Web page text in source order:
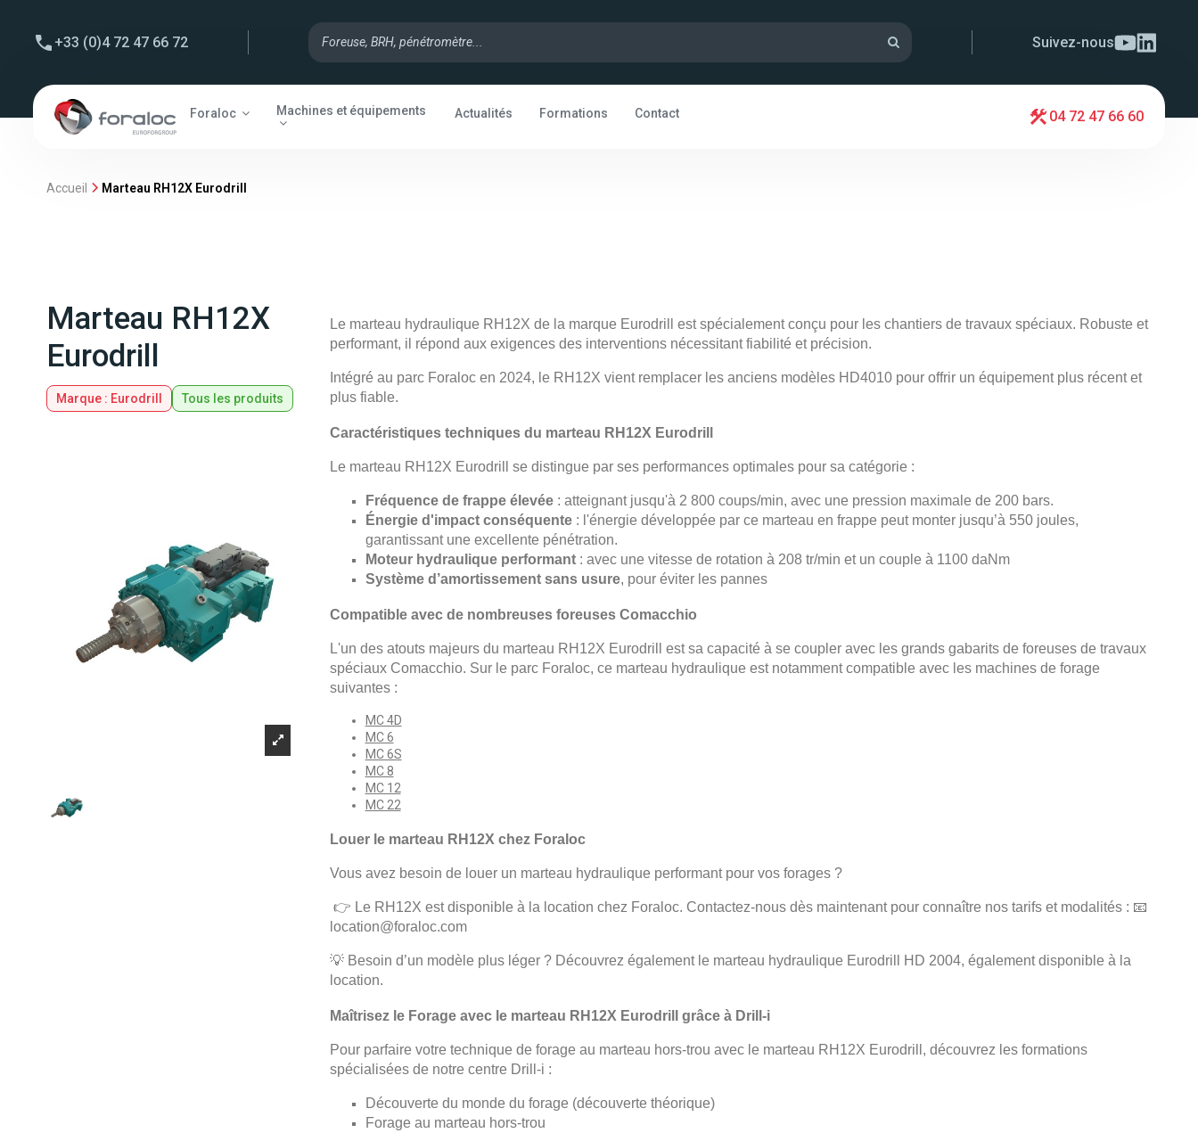
+33 (0)4 72 47 66 72 Suivez-nous
Foraloc Machines et équipements Actualités Formations Contact 04 72 47 66 60
Accueil Marteau RH12X Eurodrill
Marteau RH12X
Eurodrill
Marque : Eurodrill Tous les produits
Le marteau hydraulique RH12X de la marque Eurodrill est spécialement conçu pour les chantiers de travaux spéciaux. Robuste et
performant, il répond aux exigences des interventions nécessitant fiabilité et précision.
Intégré au parc Foraloc en 2024, le RH12X vient remplacer les anciens modèles HD4010 pour offrir un équipement plus récent et
plus fiable.
Caractéristiques techniques du marteau RH12X Eurodrill
Le marteau RH12X Eurodrill se distingue par ses performances optimales pour sa catégorie :
Fréquence de frappe élevée: atteignant jusqu'à 2 800 coups/min, avec une pression maximale de 200 bars.
Énergie d'impact conséquente: l'énergie développée par ce marteau en frappe peut monter jusqu’à 550 joules,
garantissant une excellente pénétration.
Moteur hydraulique performant: avec une vitesse de rotation à 208 tr/min et un couple à 1100 daNm
Système d’amortissement sans usure, pour éviter les pannes
Compatible avec de nombreuses foreuses Comacchio
L'un des atouts majeurs du marteau RH12X Eurodrill est sa capacité à se coupler avec les grands gabarits de foreuses de travaux
spéciaux Comacchio. Sur le parc Foraloc, ce marteau hydraulique est notamment compatible avec les machines de forage
suivantes :
MC 4D
MC 6
MC 6S
MC 8
MC 12
MC 22
Louer le marteau RH12X chez Foraloc
Vous avez besoin de louer un marteau hydraulique performant pour vos forages ?
👉 Le RH12X est disponible à la location chez Foraloc. Contactez-nous dès maintenant pour connaître nos tarifs et modalités : 📧
location@foraloc.com
💡 Besoin d’un modèle plus léger ? Découvrez également le marteau hydraulique Eurodrill HD 2004, également disponible à la
location.
Maîtrisez le Forage avec le marteau RH12X Eurodrill grâce à Drill-i
Pour parfaire votre technique de forage au marteau hors-trou avec le marteau RH12X Eurodrill, découvrez les formations
spécialisées de notre centre Drill-i :
Découverte du monde du forage (découverte théorique)
Forage au marteau hors-trou